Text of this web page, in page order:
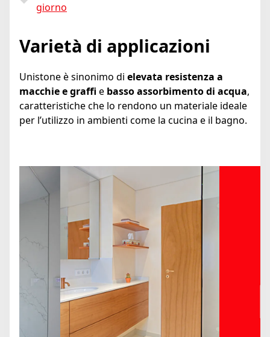
giorno
Varietà di applicazioni
Unistone è sinonimo di elevata resistenza a
macchie e graffi e basso assorbimento di acqua,
caratteristiche che lo rendono un materiale ideale
per l’utilizzo in ambienti come la cucina e il bagno.